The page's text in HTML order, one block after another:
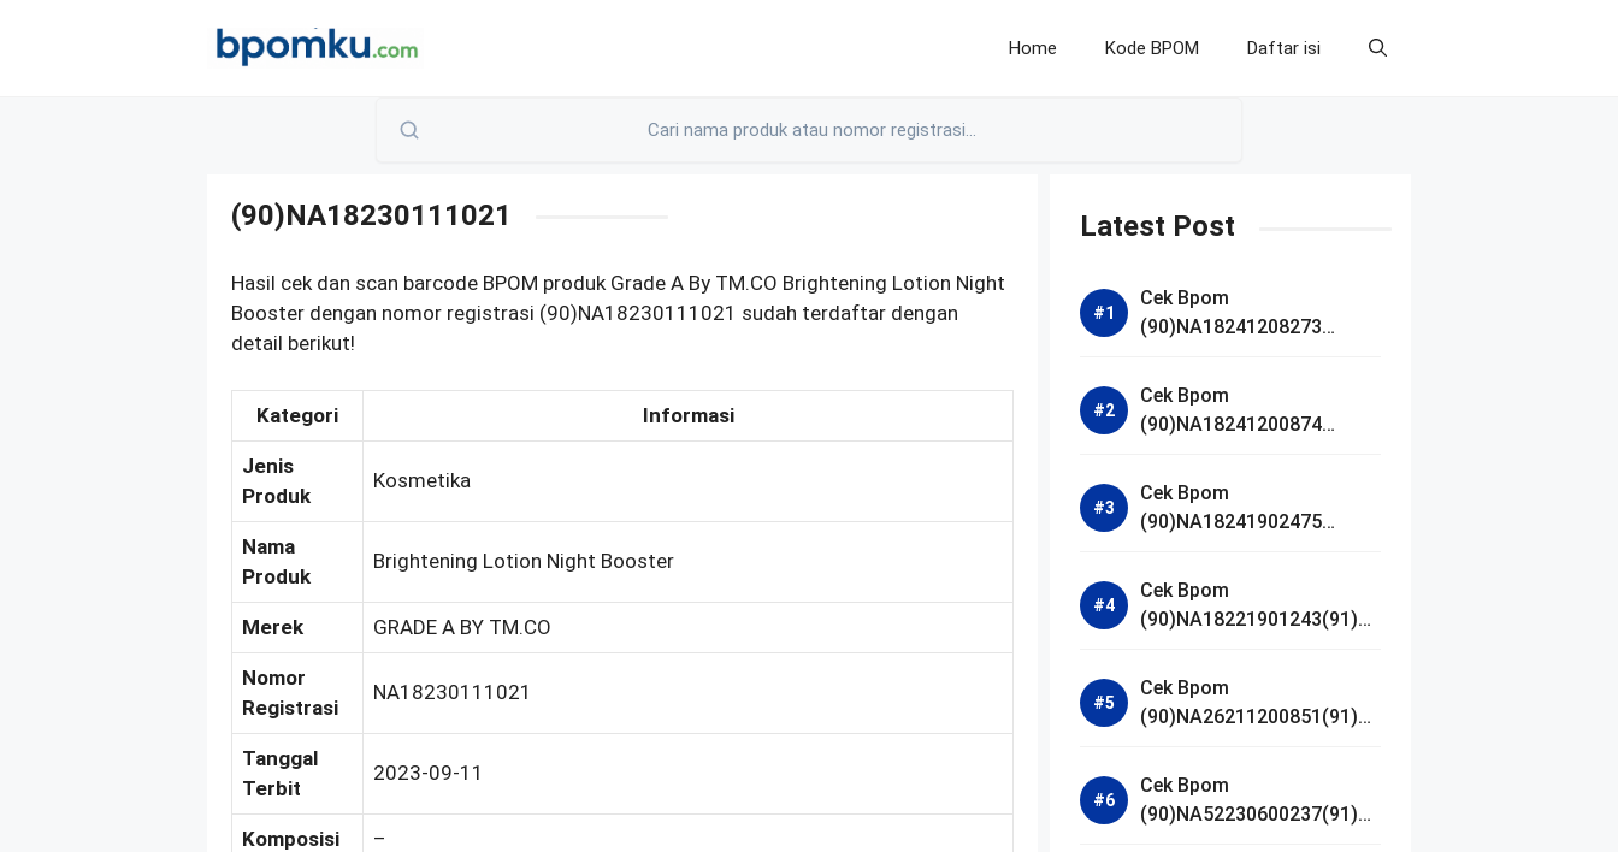
Home Kode BPOM Daftar isi
(90)NA18230111021
Hasil cek dan scan barcode BPOM produk Grade A By TM.CO Brightening Lotion Night
Booster dengan nomor registrasi (90)NA18230111021 sudah terdaftar dengan
detail berikut!
Kategori Informasi
Jenis
Produk
Kosmetika
Nama
Produk
Brightening Lotion Night Booster
Merek GRADE A BY TM.CO
Nomor
Registrasi
NA18230111021
Tanggal
Terbit
2023-09-11
Komposisi –
Latest Post
Cek Bpom
(90)NA18241208273
Bright Radiance Face
Wash
Cek Bpom
(90)NA18241200874
Acne Calm Micellar Water
Cek Bpom
(90)NA18241902475
Cek Bpom
(90)NA18221901243(91)25
Serum
Cek Bpom
(90)NA26211200851(91)24
Madagascar Centella
Ampoule Foam
Cek Bpom
(90)NA52230600237(91)09